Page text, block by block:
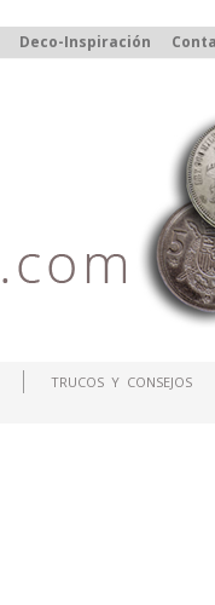
Deco-Inspiración
TRUCOS Y CONSEJOS